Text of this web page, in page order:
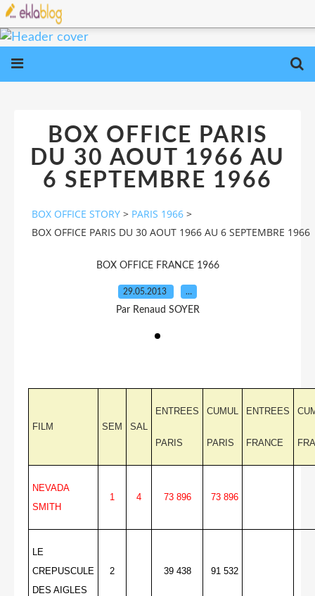
BOX OFFICE PARIS
DU 30 AOUT 1966 AU
6 SEPTEMBRE 1966
BOX OFFICE STORY > PARIS 1966 >
BOX OFFICE PARIS DU 30 AOUT 1966 AU 6 SEPTEMBRE 1966
BOX OFFICE FRANCE 1966
29.05.2013 …
Par Renaud SOYER
FILM SEM SAL
ENTREES
PARIS
CUMUL
PARIS
ENTREES
FRANCE
NEVADA
SMITH
1 4 73 896 73 896
LE
CREPUSCULE
DES AIGLES
2 39 438 91 532